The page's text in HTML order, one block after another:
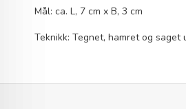
Mål: ca. L, 7 cm x B, 3 cm
Teknikk: Tegnet, hamret og saget